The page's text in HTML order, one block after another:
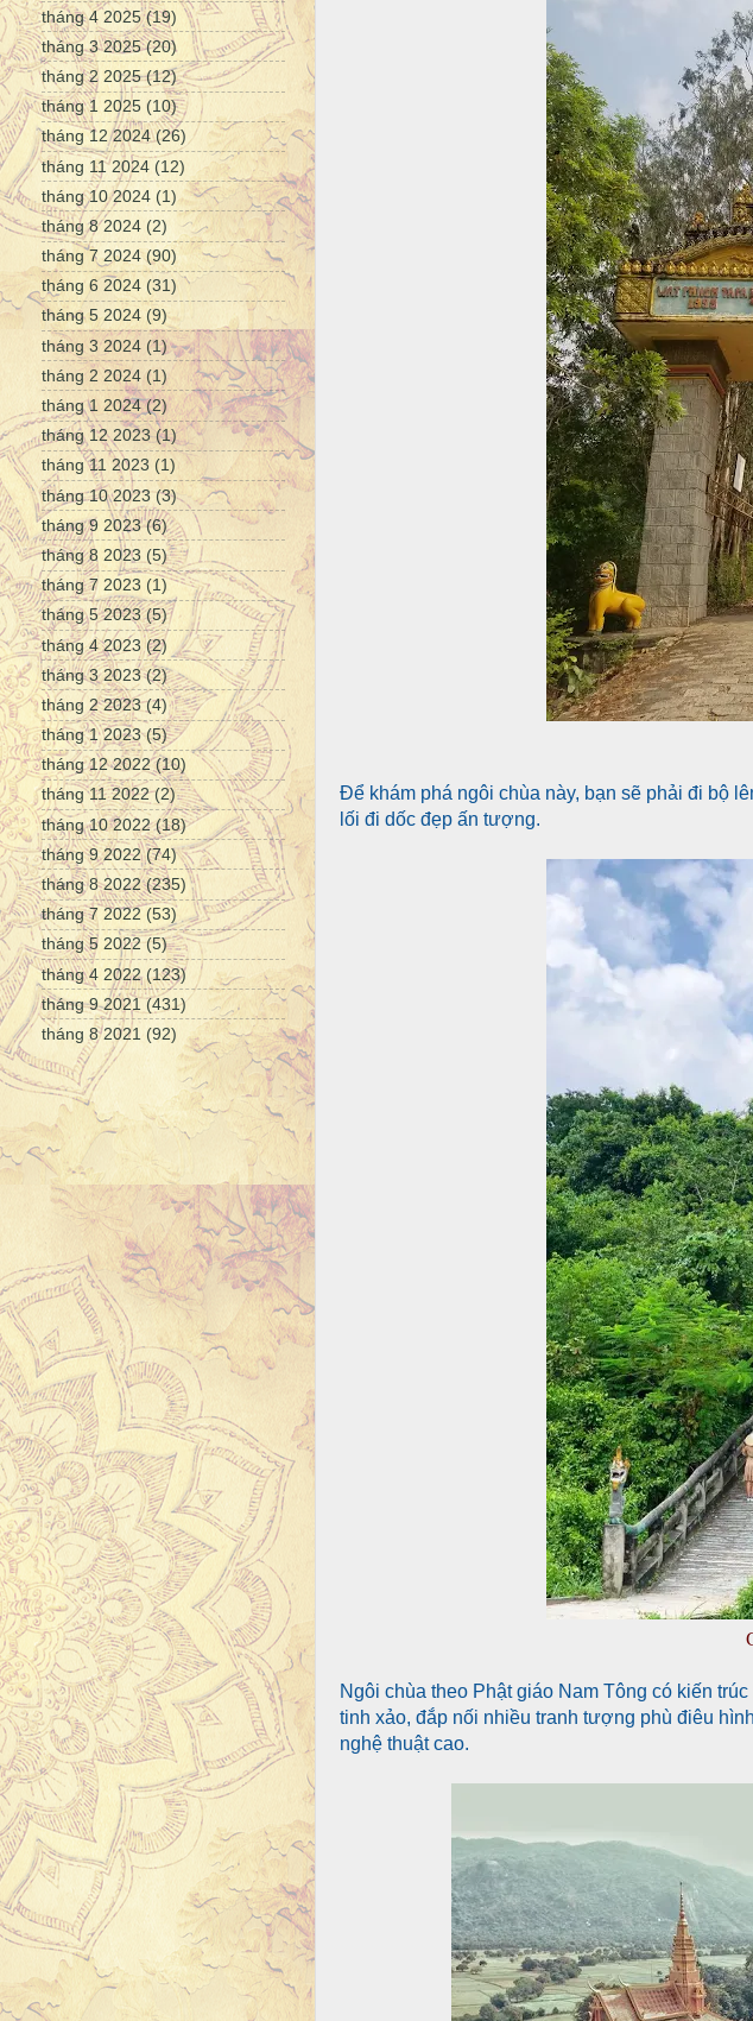
Để khám phá ngôi chùa này, bạn sẽ phải đi bộ
lối đi dốc đẹp ấn tượng.
Ngôi chùa theo Phật giáo Nam Tông có kiến
tinh xảo, đắp nối nhiều tranh tượng phù điêu
nghệ thuật cao.
tháng 4 2025(19)
tháng 3 2025(20)
tháng 2 2025(12)
tháng 1 2025 (10)
tháng 12 2024(26)
tháng 11 2024 (12)
tháng 10 2024 (1)
tháng 8 2024 (2)
tháng 7 2024(90)
tháng 6 2024 (31)
tháng 5 2024 (9)
tháng 3 2024 (1)
tháng 2 2024 (1)
tháng 1 2024(2)
tháng 12 2023(1)
tháng 11 2023 (1)
tháng 10 2023(3)
tháng 9 2023(6)
tháng 8 2023 (5)
tháng 7 2023 (1)
tháng 5 2023(5)
tháng 4 2023(2)
tháng 3 2023(2)
tháng 2 2023(4)
tháng 1 2023(5)
tháng 12 2022(10)
tháng 11 2022(2)
tháng 10 2022(18)
tháng 9 2022(74)
tháng 8 2022(235)
tháng 7 2022 (53)
tháng 5 2022(5)
tháng 4 2022(123)
tháng 9 2021(431)
tháng 8 2021 (92)